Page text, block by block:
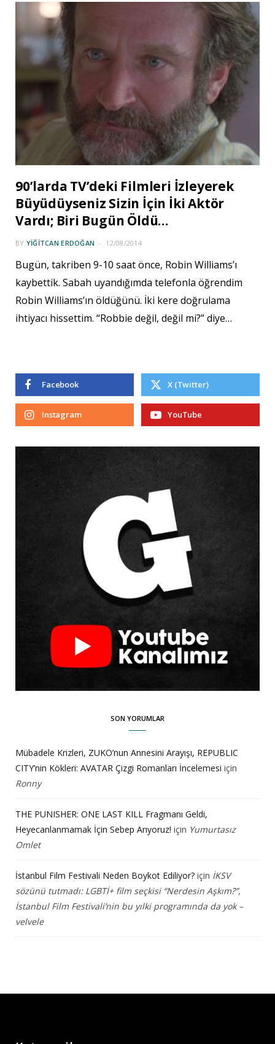
90’larda TV’deki Filmleri İzleyerek
Büyüdüyseniz Sizin İçin İki Aktör
Vardı; Biri Bugün Öldü…
BY YIĞITCAN ERDOĞAN 12/08/2014
Bugün, takriben 9-10 saat önce, Robin Williams’ı
kaybettik. Sabah uyandığımda telefonla öğrendim
Robin Williams’ın öldüğünü. İki kere doğrulama
ihtiyacı hissettim. “Robbie değil, değil mi?” diye…
Facebook X (Twitter)
Instagram YouTube
SON YORUMLAR
Mübadele Krizleri, ZUKO’nun Annesini Arayışı, REPUBLIC
CITY’nin Kökleri: AVATAR Çizgi Romanları İncelemesi için
Ronny
THE PUNISHER: ONE LAST KILL Fragmanı Geldi,
Heyecanlanmamak İçin Sebep Arıyoruz! için Yumurtasız
Omlet
İstanbul Film Festivali Neden Boykot Ediliyor? için İKSV
sözünü tutmadı: LGBTİ+ film seçkisi “Nerdesin Aşkım?”,
İstanbul Film Festivali’nin bu yılki programında da yok –
velvele